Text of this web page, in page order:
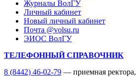
Журналы ВолГУ
Личный кабинет
Новый личный кабинет
Почта @volsu.ru
ЭИОС ВолГУ
ТЕЛЕФОННЫЙ СПРАВОЧНИК
8 (8442) 46-02-79 — приемная ректора,